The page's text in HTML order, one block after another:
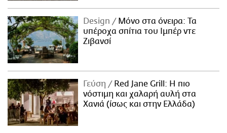
Design
Μόνο στα όνειρα: Τα
υπέροχα σπίτια του Ιμπέρ ντε
Ζιβανσί
Γεύση
Red Jane Grill: Η πιο
νόστιμη και χαλαρή αυλή στα
Χανιά (ίσως και στην Ελλάδα)